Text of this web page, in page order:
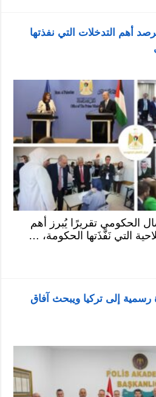
أهم التدخلات التي نفذتها
الحكومي تقريرًا يُبرز أهم
التي نَفَّذَتها الحكومة، …
رسمية إلى تركيا ويبحث آفاق